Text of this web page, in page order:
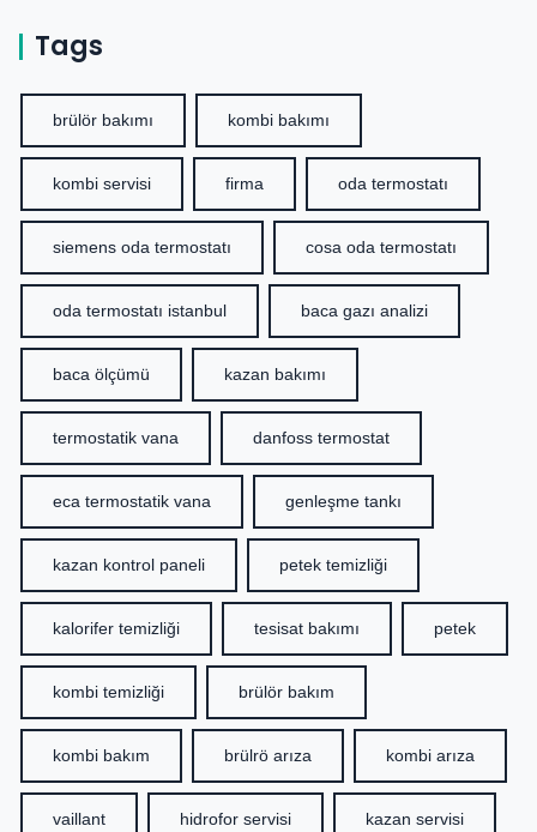
Tags
brülör bakımı kombi bakımı
kombi servisi firma oda termostatı
siemens oda termostatı cosa oda termostatı
oda termostatı istanbul baca gazı analizi
baca ölçümü kazan bakımı
termostatik vana danfoss termostat
eca termostatik vana genleşme tankı
kazan kontrol paneli petek temizliği
kalorifer temizliği tesisat bakımı petek
kombi temizliği brülör bakım
kombi bakım brülrö arıza kombi arıza
vaillant hidrofor servisi kazan servisi